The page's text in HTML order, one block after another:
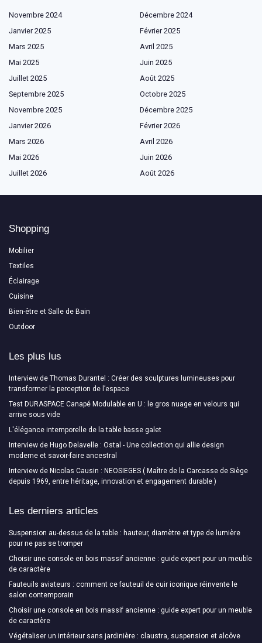
Novembre 2024
Décembre 2024
Janvier 2025
Février 2025
Mars 2025
Avril 2025
Mai 2025
Juin 2025
Juillet 2025
Août 2025
Septembre 2025
Octobre 2025
Novembre 2025
Décembre 2025
Janvier 2026
Février 2026
Mars 2026
Avril 2026
Mai 2026
Juin 2026
Juillet 2026
Août 2026
Shopping
Mobilier
Textiles
Éclairage
Cuisine
Bien-être et Salle de Bain
Outdoor
Les plus lus
Interview de Thomas Durantel : Créer des sculptures lumineuses pour
transformer la perception de l’espace
Test DURASPACE Canapé Modulable en U : le gros nuage en velours qui
arrive sous vide
L'élégance intemporelle de la table basse galet
Interview de Hugo Delavelle : Ostal - Une collection qui allie design
moderne et savoir-faire ancestral
Interview de Nicolas Causin : NEOSIEGES ( Maître de la Carcasse de Siège
depuis 1969, entre héritage, innovation et engagement durable )
Les derniers articles
Suspension au-dessus de la table : hauteur, diamètre et type de lumière
pour ne pas se tromper
Choisir une console en bois massif ancienne : guide expert pour un meuble
de caractère
Fauteuils aviateurs : comment ce fauteuil de cuir iconique réinvente le
salon contemporain
Choisir une console en bois massif ancienne : guide expert pour un meuble
de caractère
Végétaliser un intérieur sans jardinière : claustra, suspension et alcôve